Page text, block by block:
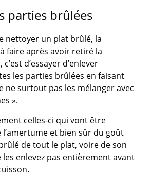
parties brûlées
nettoyer un plat brûlé, la
faire après avoir retiré la
d’essayer d’enlever
les parties brûlées en faisant
ne surtout pas les mélanger avec
».
celles-ci qui vont être
l’amertume et bien sûr du goût
de tout le plat, voire de son
enlevez pas entièrement avant